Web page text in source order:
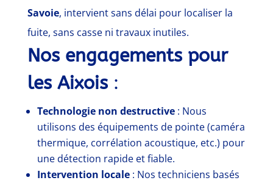
Savoie, intervient sans délai pour localiser la
fuite, sans casse ni travaux inutiles.
Nos engagements pour
les Aixois:
Technologie non destructive: Nous
utilisons des équipements de pointe (caméra
thermique, corrélation acoustique, etc.) pour
une détection rapide et fiable.
Intervention locale: Nos techniciens basés